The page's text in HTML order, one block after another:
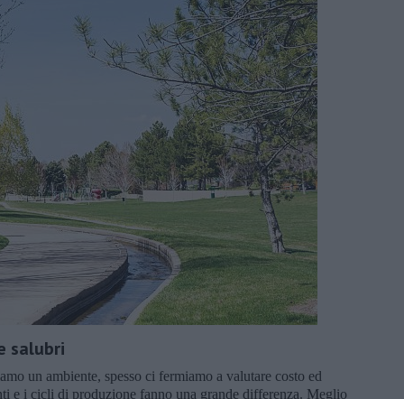
salubri
un ambiente, spesso ci fermiamo a valutare costo ed
e i cicli di produzione fanno una grande differenza. Meglio